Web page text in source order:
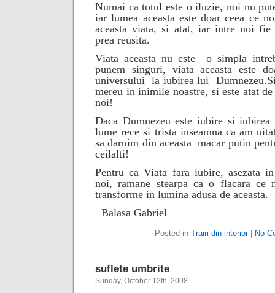
Numai ca totul este o iluzie, noi nu
iar lumea aceasta este doar ceea ce
aceasta viata, si atat, iar intre noi fie
prea reusita.
Viata aceasta nu este
o simpla
punem singuri, viata aceasta este
universului la iubirea lui Dumnezeu.
mereu in inimile noastre, si este atat
noi!
Daca Dumnezeu este iubire si iubirea
lume rece si trista inseamna ca am
sa daruim din aceasta macar putin
ceilalti!
Pentru ca Viata fara iubire, asezata
noi, ramane stearpa ca o flacara ce
transforme in lumina adusa de aceasta.
Balasa Gabriel
Posted in Trairi din interior| No
suflete umbrite
Sunday, October 12th, 2008